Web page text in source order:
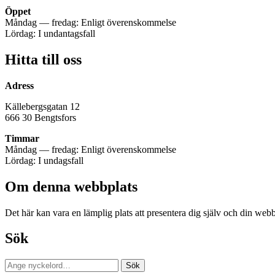
Öppet
Måndag — fredag: Enligt överenskommelse
Lördag: I undantagsfall
Hitta till oss
Adress
Källebergsgatan 12
666 30 Bengtsfors
Timmar
Måndag — fredag: Enligt överenskommelse
Lördag: I undagsfall
Om denna webbplats
Det här kan vara en lämplig plats att presentera dig själv och din
Sök
Sök
Sök